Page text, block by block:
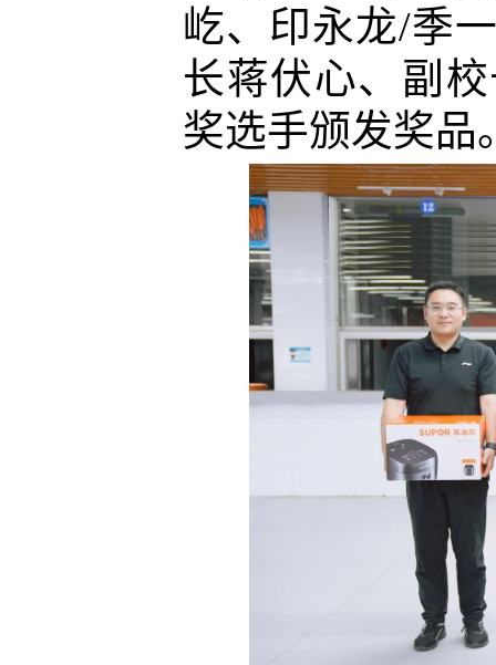
屹、印永龙/季
长蒋伏心、副
奖选手颁发奖品